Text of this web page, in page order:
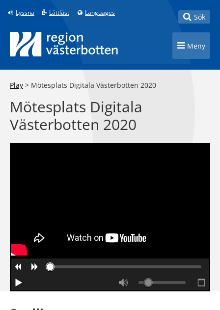
Till innehåll på sidan
Lyssna Lättläst Languages Toggle
Sök
Toggle
Meny
Play > Mötesplats Digitala Västerbotten 2020
Mötesplats Digitala
Västerbotten 2020